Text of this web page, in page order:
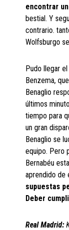
encontrar
bestial. Y
contrario.
Wolfsburgo
Pudo llegar
Benzema,
Benaglio
últimos
tiempo para
un gran
Benaglio se
equipo. Pero
Bernabéu
aprendido de
supuestas
Deber
Real Madrid: